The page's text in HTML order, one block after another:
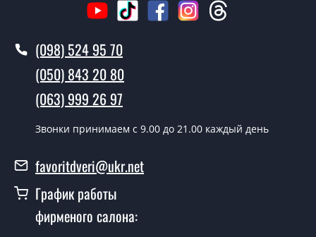
(098) 524 95 70
(050) 843 20 80
(063) 999 26 97
Звонки принимаем c 9.00 до 21.00 каждый день
favoritdveri@ukr.net
График работы
фирменого салона: